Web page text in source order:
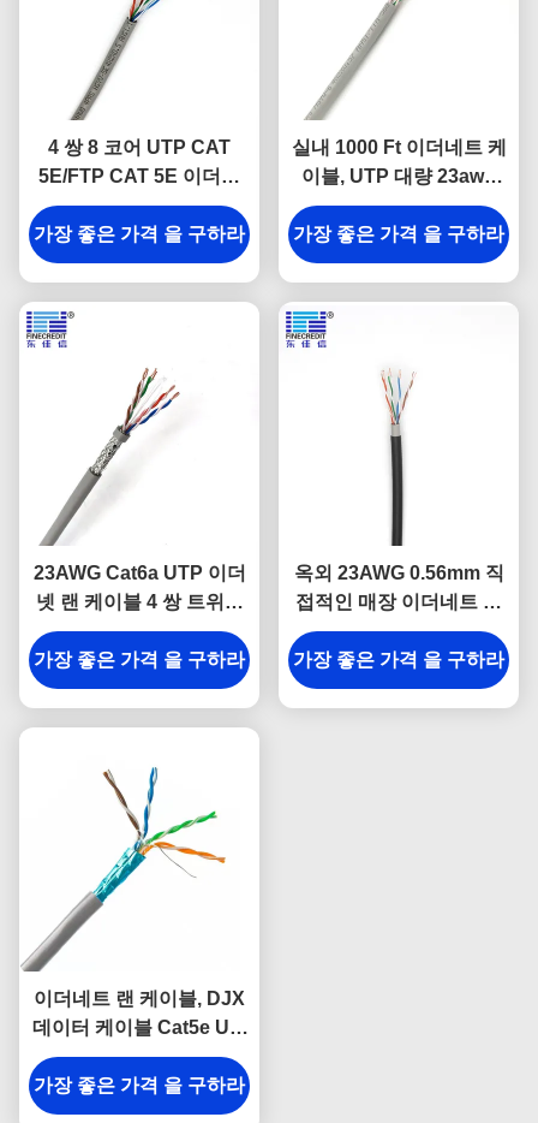
4 쌍 8 코어 UTP CAT
5E/FTP CAT 5E 이더넷
랜 케이블 HDPE 절연 네
트워크 케이블
가장 좋은 가격 을 구하라
실내 1000 Ft 이더네트 케
이블, UTP 대량 23awg
Cat6 케이블
가장 좋은 가격 을 구하라
23AWG Cat6a UTP 이더
넷 랜 케이블 4 쌍 트위스
트 PVC 피복
가장 좋은 가격 을 구하라
옥외 23AWG 0.56mm 직
접적인 매장 이더네트 케
이블 두 배 칼집
가장 좋은 가격 을 구하라
이더네트 랜 케이블, DJX
데이터 케이블 Cat5e Utp
26awg 4개 쌍을 보호하는
HDPE 구리
가장 좋은 가격 을 구하라